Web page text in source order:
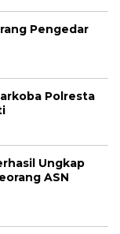
Pengedar
Polresta
Ungkap
ASN